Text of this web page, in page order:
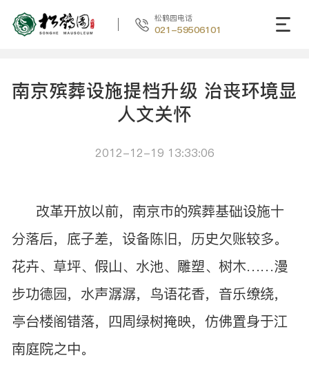
松鹤园电话
021-59506101
南京殡葬设施提档升级 治丧环境显
人文关怀
2012-12-19 13:33:06
改革开放以前，南京市的殡葬基础设施十
分落后，底子差，设备陈旧，历史欠账较多。
花卉、草坪、假山、水池、雕塑、树木……漫
步功德园，水声潺潺，鸟语花香，音乐缭绕，
亭台楼阁错落，四周绿树掩映，仿佛置身于江
南庭院之中。